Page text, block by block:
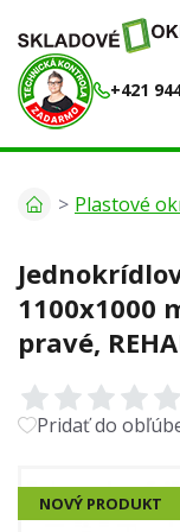
+421
Plastové
1100x1000
pravé,
Pridať do
NOVÝ PRODUKT